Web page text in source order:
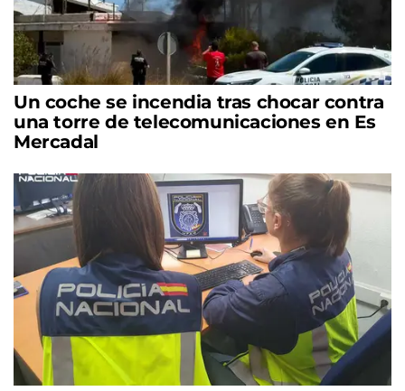
Un coche se incendia tras chocar contra
una torre de telecomunicaciones en Es
Mercadal